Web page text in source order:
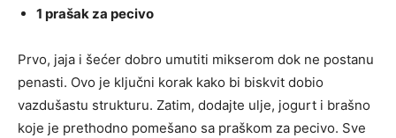
1 prašak za pecivo
Prvo, jaja i šećer dobro umutiti mikserom dok ne postanu
penasti. Ovo je ključni korak kako bi biskvit dobio
vazdušastu strukturu. Zatim, dodajte ulje, jogurt i brašno
koje je prethodno pomešano sa praškom za pecivo. Sve